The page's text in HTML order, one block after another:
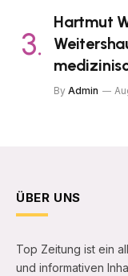
Hartmut
By Admin
ÜBER UNS
Top Zeitung ist ein
und informativen